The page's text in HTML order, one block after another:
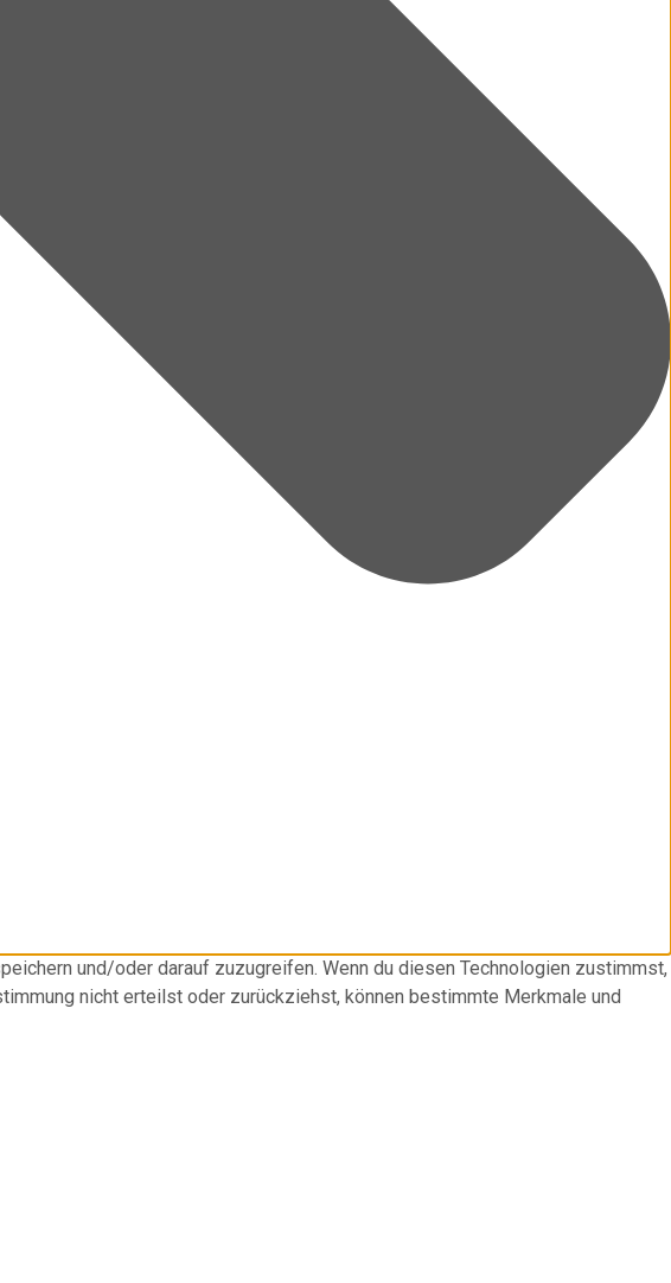
und/oder darauf zuzugreifen. Wenn du diesen Technologien zustimmst,
nicht erteilst oder zurückziehst, können bestimmte Merkmale und